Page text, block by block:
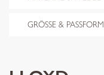
GRÖSSE & PASSFORM